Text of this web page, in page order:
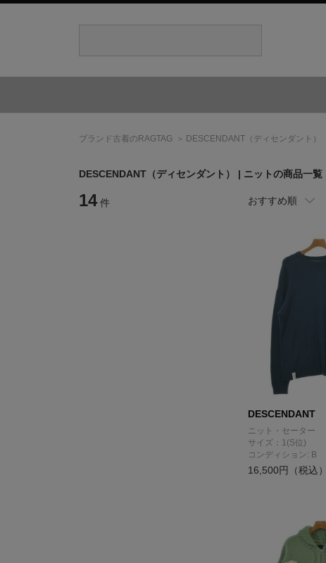
ブランド古着のRAGTAG DESCENDANT （ディセンダント）
DESCENDANT （ディセンダント） | ニットの商品一覧
14 件 おすすめ順
DESCENDANT
ニット・セーター
サイズ：1(S位)
コンディション: B
16,500円（税込）